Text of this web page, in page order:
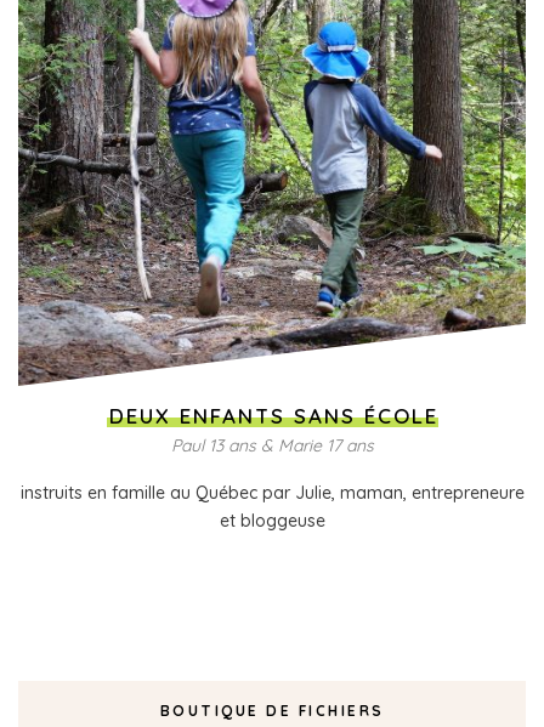
DEUX ENFANTS SANS ÉCOLE
Paul 13 ans & Marie 17 ans
instruits en famille au Québec par Julie, maman, entrepreneure
et bloggeuse
BOUTIQUE DE FICHIERS